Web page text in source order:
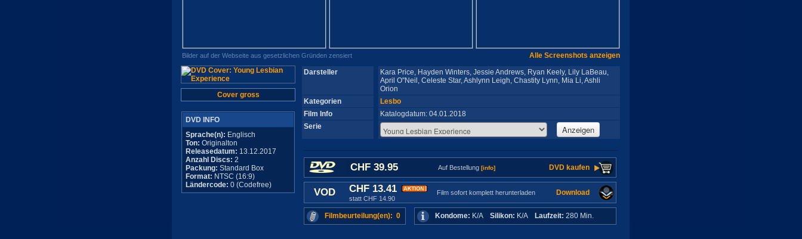
Bilder auf der Webseite aus gesetzlichen Gründen zensiert Alle Screenshots anzeigen
Cover gross
DVD INFO
Sprache(n): Englisch
Ton: Originalton
Releasedatum: 13.12.2017
Anzahl Discs: 2
Packung: Standard Box
Format: NTSC (16:9)
Ländercode: 0 (Codefree)
Darsteller
Kara Price, Hayden Winters, Jessie Andrews, Ryan Keely, Lily LaBeau,
April O''Neil, Celeste Star, Ashlynn Leigh, Chastity Lynn, Mia Li, Ashli
Orion
Kategorien
Lesbo
Film Info
Katalogdatum: 04.01.2018
Serie
Anzeigen
CHF 39.95 Auf Bestellung [info] DVD kaufen
VOD CHF 13.41
statt CHF 14.90
Film sofort komplett herunterladen Download
Filmbeurteilung(en): 0 Kondome: K/A Silikon: K/A Laufzeit: 280 Min.